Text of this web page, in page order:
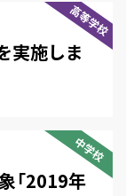
高等学校
実施しま
中学校
「2019年